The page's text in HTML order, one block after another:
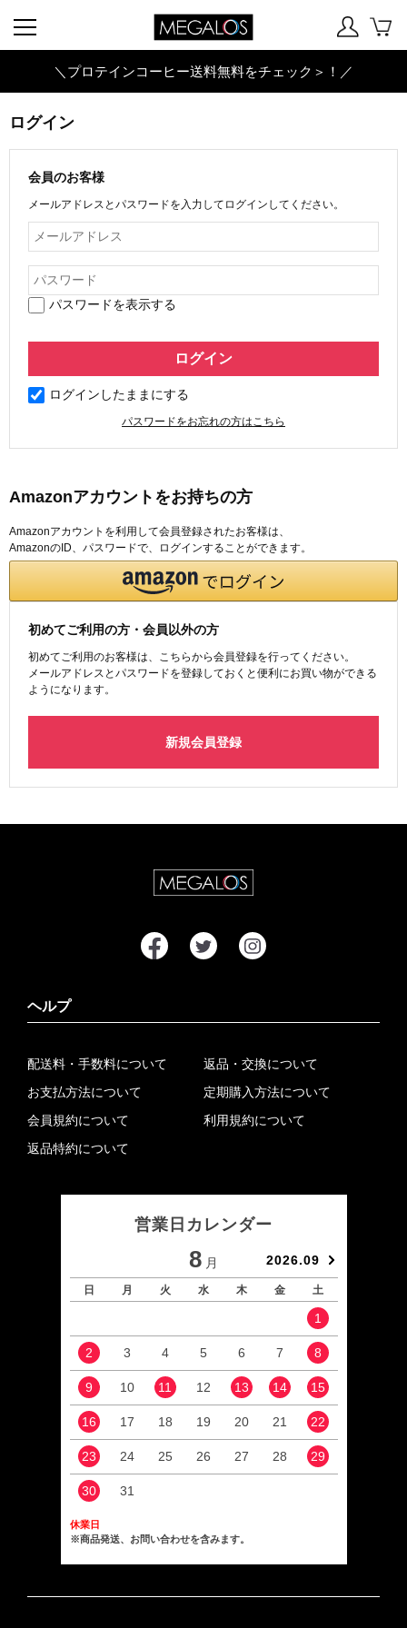
＼プロテインコーヒー送料無料をチェック＞！／
ログイン
会員のお客様
メールアドレスとパスワードを入力してログインしてください。
パスワードを表示する
ログインしたままにする
パスワードをお忘れの方はこちら
Amazonアカウントをお持ちの方
Amazonアカウントを利用して会員登録されたお客様は、
AmazonのID、パスワードで、ログインすることができます。
初めてご利用の方・会員以外の方
初めてご利用のお客様は、こちらから会員登録を行ってください。
メールアドレスとパスワードを登録しておくと便利にお買い物ができる
ようになります。
ヘルプ
配送料・手数料について
お支払方法について
会員規約について
返品特約について
返品・交換について
定期購入方法について
利用規約について
営業日カレンダー
8 月 2026.09
日 月 火 水 木 金 土
1
2 3 4 5 6 7 8
9 10 11 12 13 14 15
16 17 18 19 20 21 22
23 24 25 26 27 28 29
30 31
休業日
※商品発送、お問い合わせを含みます。